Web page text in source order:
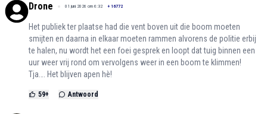
Drone 01 juni 2026 om 6:32 + 16772
Het publiek ter plaatse had die vent boven uit die boom moeten
smijten en daarna in elkaar moeten rammen alvorens de politie erbij
te halen, nu wordt het een foei gesprek en loopt dat tuig binnen een
uur weer vrij rond om vervolgens weer in een boom te klimmen!
Tja…. Het blijven apen hè!
59+ Antwoord